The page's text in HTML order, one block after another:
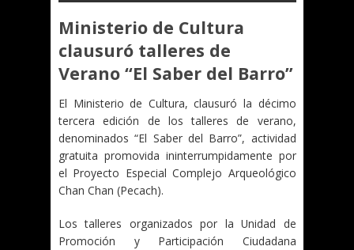
Ministerio de Cultura
clausuró talleres de
Verano “El Saber del Barro”
El Ministerio de Cultura, clausuró la décimo
tercera edición de los talleres de verano,
denominados “El Saber del Barro”, actividad
gratuita promovida ininterrumpidamente por
el Proyecto Especial Complejo Arqueológico
Chan Chan (Pecach).
Los talleres organizados por la Unidad de
Promoción y Participación Ciudadana